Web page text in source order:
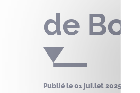
de
Publié le01 juillet 2025